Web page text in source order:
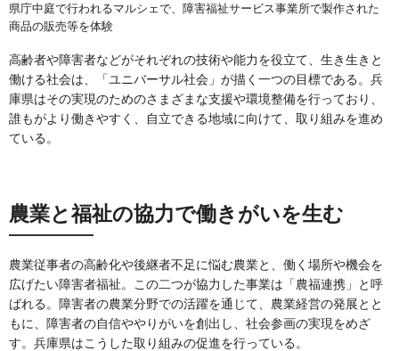
県庁中庭で行われるマルシェで、障害福祉サービス事業所で製作された
商品の販売等を体験
高齢者や障害者などがそれぞれの技術や能力を役立て、生き生きと
働ける社会は、「ユニバーサル社会」が描く一つの目標である。兵
庫県はその実現のためのさまざまな支援や環境整備を行っており、
誰もがより働きやすく、自立できる地域に向けて、取り組みを進め
ている。
農業と福祉の協力で働きがいを生む
農業従事者の高齢化や後継者不足に悩む農業と、働く場所や機会を
広げたい障害者福祉。この二つが協力した事業は「農福連携」と呼
ばれる。障害者の農業分野での活躍を通じて、農業経営の発展とと
もに、障害者の自信ややりがいを創出し、社会参画の実現をめざ
す。兵庫県はこうした取り組みの促進を行っている。